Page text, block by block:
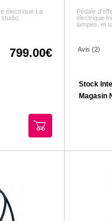
électrique La
studio
799.00
Pédale
électrique
lampes, et
Avis (2)
Stock
Magasin